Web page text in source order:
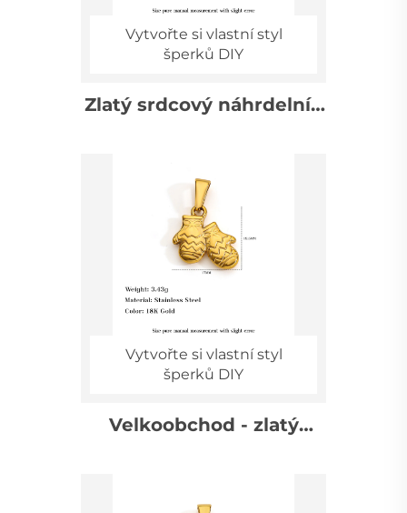
Vytvořte si vlastní styl
šperků DIY
Zlatý srdcový náhrdelník
výrobce
Vytvořte si vlastní styl
šperků DIY
Velkoobchod - zlatý
sladkými pletenými